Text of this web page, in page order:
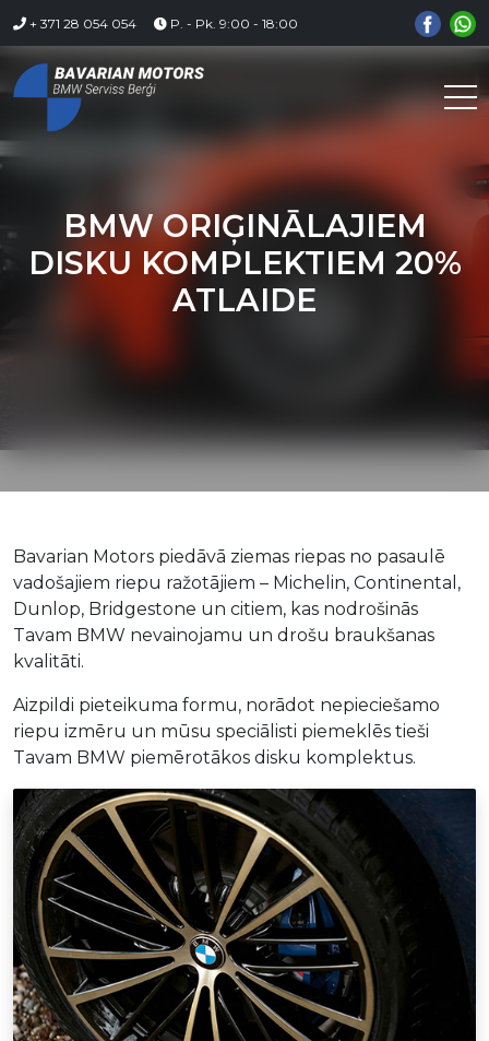
Skip
to
content
+ 371 28 054 054 P. - Pk. 9:00 - 18:00
BMW ORIĢINĀLAJIEM
DISKU KOMPLEKTIEM 20%
ATLAIDE
Bavarian Motors piedāvā ziemas riepas no pasaulē
vadošajiem riepu ražotājiem – Michelin, Continental,
Dunlop, Bridgestone un citiem, kas nodrošinās
Tavam BMW nevainojamu un drošu braukšanas
kvalitāti.
Aizpildi pieteikuma formu, norādot nepieciešamo
riepu izmēru un mūsu speciālisti piemeklēs tieši
Tavam BMW piemērotākos disku komplektus.